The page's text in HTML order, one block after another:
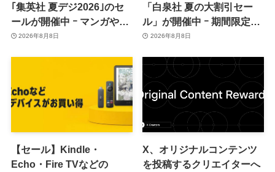
｢集英社 夏デジ2026｣のセ
ールが開催中 ｰ マンガや写
真集など1,000冊以上が
2026年8月8日
「白泉社 夏の大割引セー
ル」が開催中 ｰ 期間限定
70％オフや全巻50％オフな
2026年8月8日
【セール】Kindle・
Echo・Fire TVなどの
X、オリジナルコンテンツ
を投稿するクリエイターへ